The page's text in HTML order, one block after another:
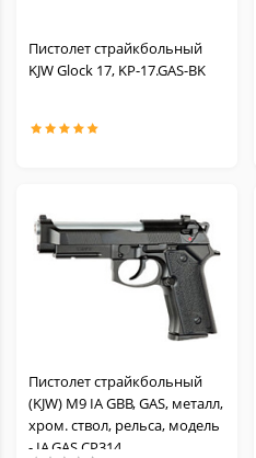
Пистолет страйкбольный
KJW Glock 17, KP-17.GAS-BK
Пистолет страйкбольный
(KJW) M9 IA GBB, GAS, металл,
хром. ствол, рельса, модель
- IA.GAS CP314